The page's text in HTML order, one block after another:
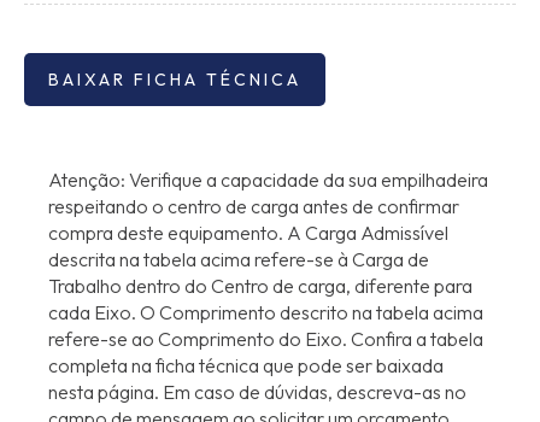
BAIXAR FICHA TÉCNICA
Atenção: Verifique a capacidade da sua empilhadeira
respeitando o centro de carga antes de confirmar
compra deste equipamento. A Carga Admissível
descrita na tabela acima refere-se à Carga de
Trabalho dentro do Centro de carga, diferente para
cada Eixo. O Comprimento descrito na tabela acima
refere-se ao Comprimento do Eixo. Confira a tabela
completa na ficha técnica que pode ser baixada
nesta página. Em caso de dúvidas, descreva-as no